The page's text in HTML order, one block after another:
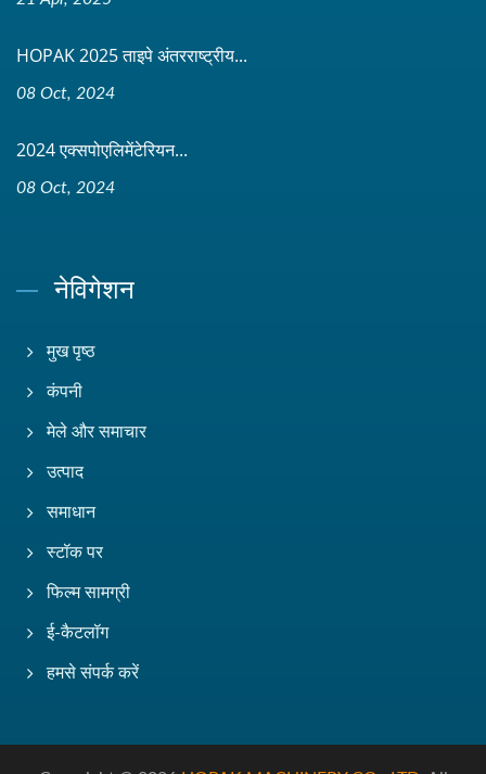
HOPAK 2025 ताइपे अंतरराष्ट्रीय...
08 Oct, 2024
2024 एक्सपोएलिमेंटेरियन...
08 Oct, 2024
नेविगेशन
मुख पृष्ठ
कंपनी
मेले और समाचार
उत्पाद
समाधान
स्टॉक पर
फिल्म सामग्री
ई-कैटलॉग
हमसे संपर्क करें